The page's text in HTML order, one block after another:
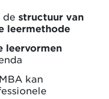
de structuur van
leermethode
leervormen
kan